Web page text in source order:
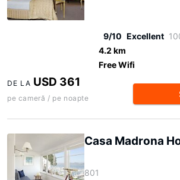
9/10 Excellent
4.2 km
Free Wifi
DE LA USD 361
pe cameră / pe noapte
Casa Madrona
801